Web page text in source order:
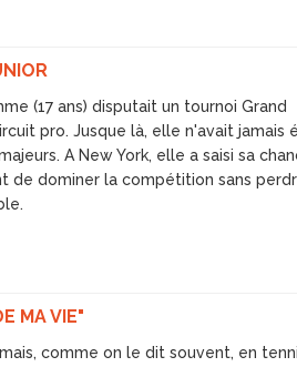
(17 ans) disputait un tournoi Grand
pro. Jusque là, elle n'avait jamais
A New York, elle a saisi sa
de dominer la compétition sans
MA VIE"
comme on le dit souvent, en